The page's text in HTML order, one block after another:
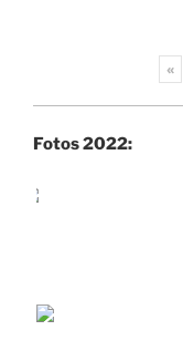
«
Fotos 2022: